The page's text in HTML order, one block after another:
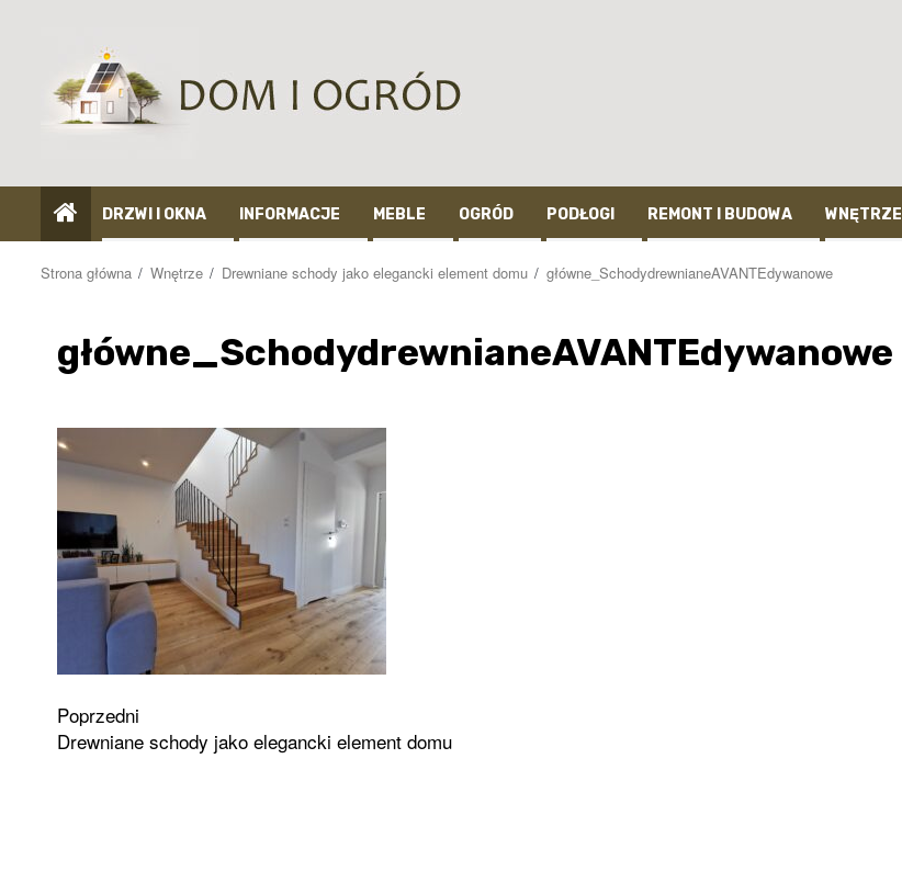
DRZWI I OKNA INFORMACJE MEBLE OGRÓD PODŁOGI REMONT I BUDOWA WNĘTRZE
Strona główna Wnętrze Drewniane schody jako elegancki element domu główne_SchodydrewnianeAVANTEdywanowe
główne_SchodydrewnianeAVANTEdywanowe
Zobacz
wpisy
Poprzedni
Drewniane schody jako elegancki element domu